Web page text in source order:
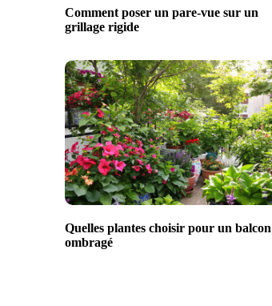
Comment poser un pare-vue sur un
grillage rigide
Quelles plantes choisir pour un balcon
ombragé